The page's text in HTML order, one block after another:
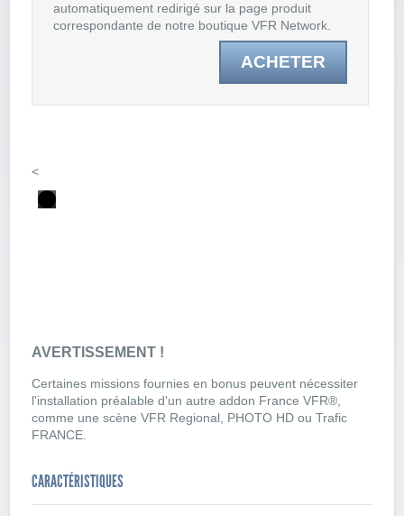
ACHETER
automatiquement redirigé sur la page produit
correspondante de notre boutique VFR Network.
<
AVERTISSEMENT !
Certaines missions fournies en bonus peuvent nécessiter
l'installation préalable d'un autre addon France VFR®,
comme une scène VFR Regional, PHOTO HD ou Trafic
FRANCE.
CARACTÉRISTIQUES